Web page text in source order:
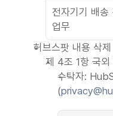
전자기기 배송
업무
허브스팟 내용 삭제
제 4조 1항 국
수탁자:
(